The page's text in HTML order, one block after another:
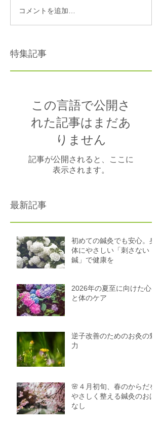
コメントを追加…
特集記事
この言語で公開さ
れた記事はまだあ
りません
記事が公開されると、ここに
表示されます。
最新記事
初めての鍼灸でも安心。身
体にやさしい「刺さない
鍼」で健康を
2026年の夏至に向けた心
と体のケア
逆子改善のためのお灸の魅
力
🌸４月初旬、春のからだを
やさしく整える鍼灸のおは
なし